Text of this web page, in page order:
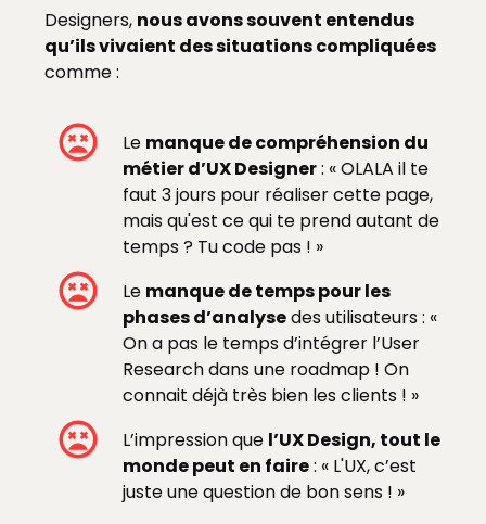
Designers, nous avons souvent entendus
qu’ils vivaient des situations compliquées
comme :
Le manque de compréhension du
métier d’UX Designer: « OLALA il te
faut 3 jours pour réaliser cette page,
mais qu'est ce qui te prend autant de
temps ? Tu code pas ! »
Le manque de temps pour les
phases d’analysedes utilisateurs : «
On a pas le temps d’intégrer l’User
Research dans une roadmap ! On
connait déjà très bien les clients ! »
L’impression que l’UX Design, tout le
monde peut en faire: « L'UX, c’est
juste une question de bon sens ! »